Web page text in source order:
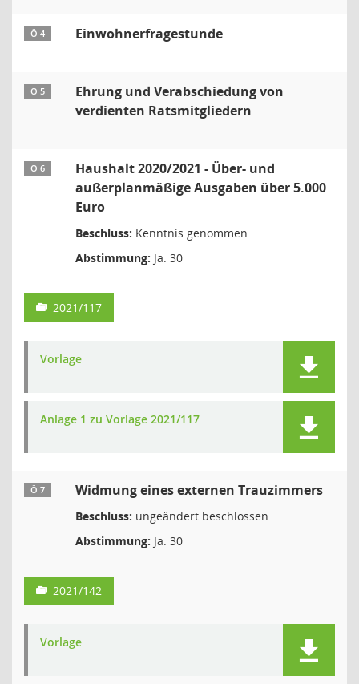
Ö 4 Einwohnerfragestunde
Ö 5
Ehrung und Verabschiedung von
verdienten Ratsmitgliedern
Ö 6
Haushalt 2020/2021 - Über- und
außerplanmäßige Ausgaben über 5.000
Euro
Beschluss: Kenntnis genommen
Abstimmung: Ja: 30
2021/117
Vorlage
Anlage 1 zu Vorlage 2021/117
Ö 7 Widmung eines externen Trauzimmers
Beschluss: ungeändert beschlossen
Abstimmung: Ja: 30
2021/142
Vorlage